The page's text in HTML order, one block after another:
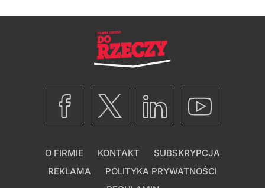
O FIRMIE KONTAKT
SUBSKRYPCJA
REKLAMA
POLITYKA PRYWATNOŚCI